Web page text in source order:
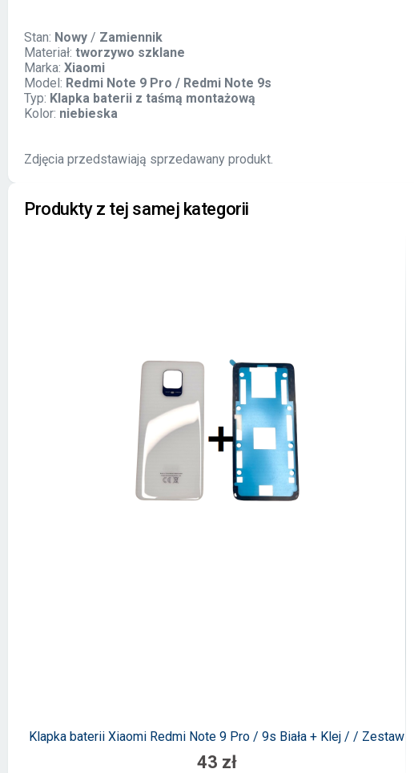
Stan: Nowy / Zamiennik
Materiał: tworzywo szklane
Marka: Xiaomi
Model: Redmi Note 9 Pro / Redmi Note 9s
Typ: Klapka baterii z taśmą montażową
Kolor: niebieska
Zdjęcia przedstawiają sprzedawany produkt.
Produkty z tej samej kategorii
Klapka baterii Xiaomi Redmi Note 9 Pro / 9s Biała + Klej / / Zestaw
43 zł